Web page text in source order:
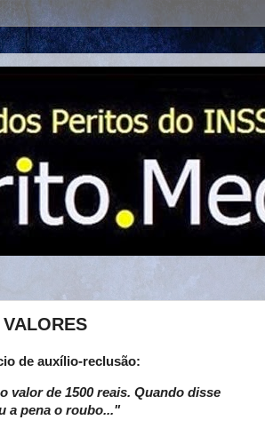
de auxílio-reclusão:
valor de 1500 reais. Quando disse
a pena o roubo..."